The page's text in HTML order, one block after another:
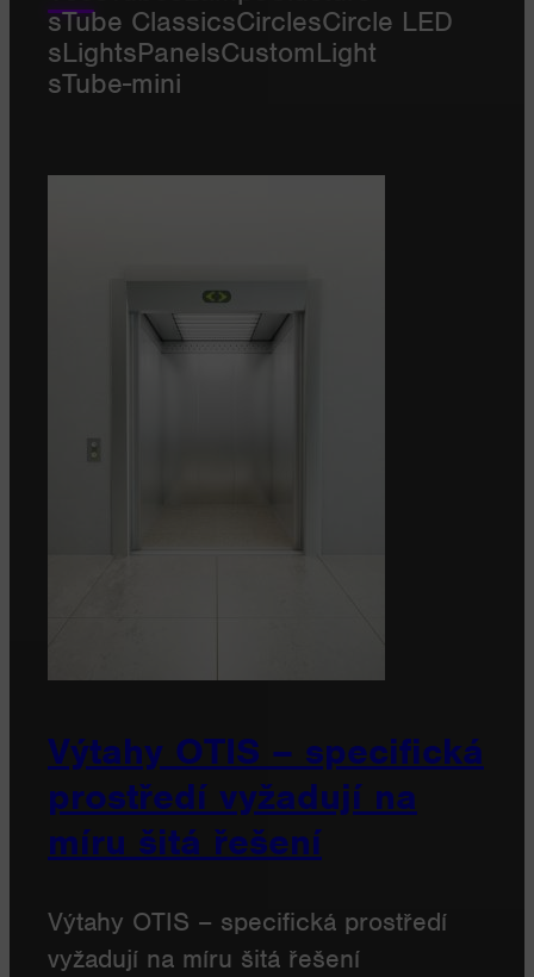
sTube ClassicsCirclesCircle LED
sLightsPanelsCustomLight
sTube-mini
Výtahy OTIS – specifická
prostředí vyžadují na
míru šitá řešení
Výtahy OTIS – specifická prostředí
vyžadují na míru šitá řešení